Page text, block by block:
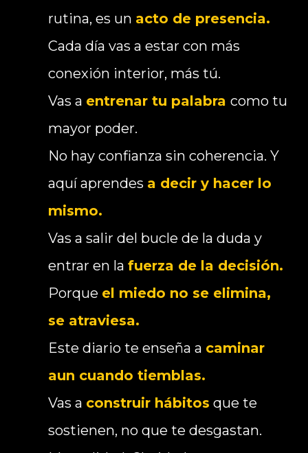
rutina, es un acto de presencia.
Cada día vas a estar con más
conexión interior, más tú.
Vas a entrenar tu palabra como tu
mayor poder.
No hay confianza sin coherencia. Y
aquí aprendes a decir y hacer lo
mismo.
Vas a salir del bucle de la duda y
entrar en la fuerza de la decisión.
Porque el miedo no se elimina,
se atraviesa.
Este diario te enseña a caminar
aun cuando tiemblas.
Vas a construir hábitos que te
sostienen, no que te desgastan.